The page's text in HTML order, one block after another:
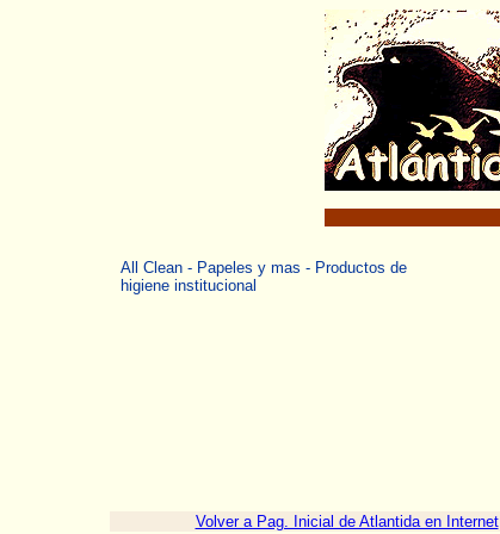
All Clean - Papeles y mas - Productos de
higiene institucional
Volver a Pag. Inicial de Atlantida en Internet